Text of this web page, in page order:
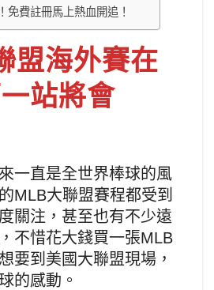
免費註冊馬上熱血開追！
盟海外賽在
站將會
一直是全世界棒球的風
MLB大聯盟賽程都受到
關注，甚至也有不少遠
不惜花大錢買一張MLB
要到美國大聯盟現場，
的感動。